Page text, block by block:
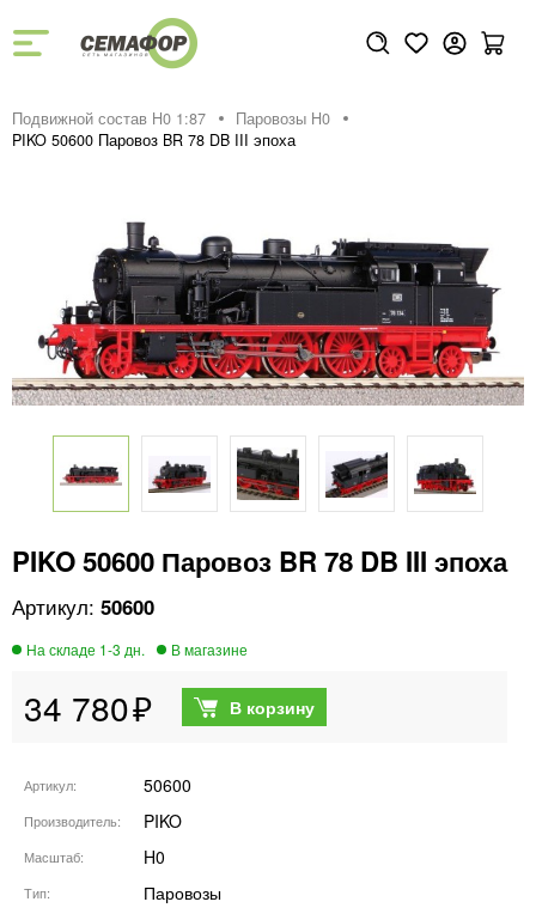
Подвижной состав H0 1:87
Паровозы H0
PIKO 50600 Паровоз BR 78 DB III эпоха
PIKO 50600 Паровоз BR 78 DB III эпоха
50600
34 780
Артикул 50600
Производитель PIKO
Масштаб H0
Тип Паровозы